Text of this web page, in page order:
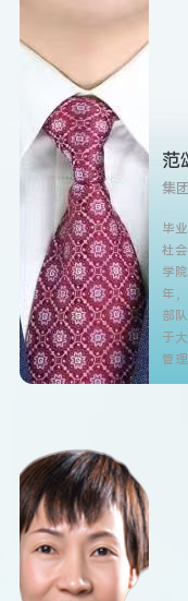
范
集
毕
社
学
年
部
于
管